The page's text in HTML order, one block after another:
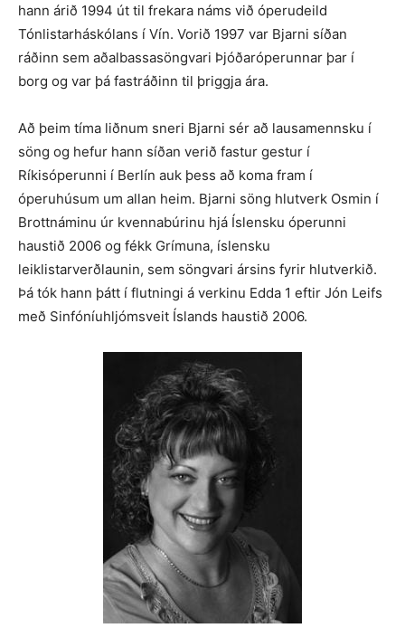
hann árið 1994 út til frekara náms við óperudeild
Tónlistarháskólans í Vín. Vorið 1997 var Bjarni síðan
ráðinn sem aðalbassasöngvari Þjóðaróperunnar þar í
borg og var þá fastráðinn til þriggja ára.
Að þeim tíma liðnum sneri Bjarni sér að lausamennsku í
söng og hefur hann síðan verið fastur gestur í
Ríkisóperunni í Berlín auk þess að koma fram í
óperuhúsum um allan heim. Bjarni söng hlutverk Osmin í
Brottnáminu úr kvennabúrinu hjá Íslensku óperunni
haustið 2006 og fékk Grímuna, íslensku
leiklistarverðlaunin, sem söngvari ársins fyrir hlutverkið.
Þá tók hann þátt í flutningi á verkinu Edda 1 eftir Jón Leifs
með Sinfóníuhljómsveit Íslands haustið 2006.